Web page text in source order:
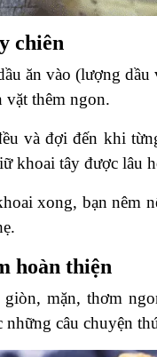
chiên
ăn vào (lượng
vặt thêm ngon.
và đợi đến khi
khoai tây được lâu
xong, bạn nêm
hoàn thiện
giòn, mặn, thơm
những câu chuyện